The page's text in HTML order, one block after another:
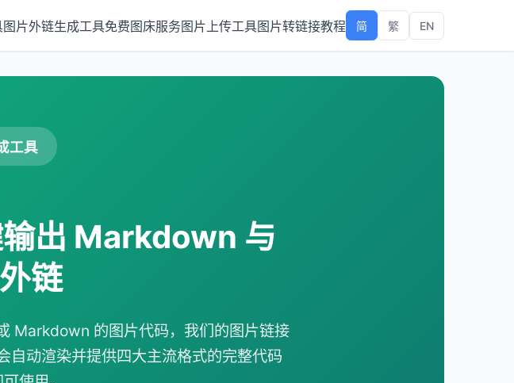
图片外链生成工具免费图床服务图片上传工具图片转链接教程 简 繁 EN
工具
出 Markdown 与
链
Markdown 的图片代码，我们的图片链接
自动渲染并提供四大主流格式的完整代码